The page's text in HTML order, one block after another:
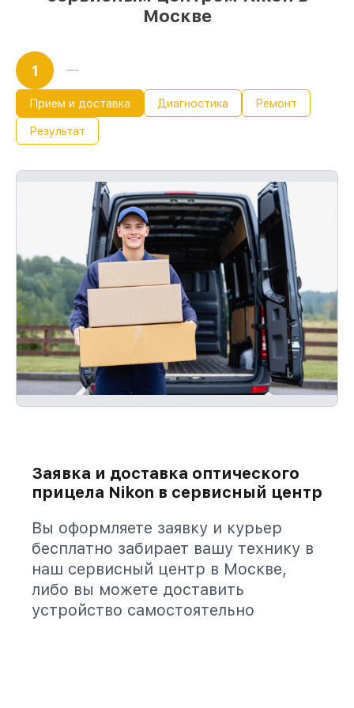
Москве
1
Прием и доставка Диагностика Ремонт
Результат
Заявка и доставка оптического
прицела Nikon в сервисный центр
Вы оформляете заявку и курьер
бесплатно забирает вашу технику в
наш сервисный центр в Москве,
либо вы можете доставить
устройство самостоятельно